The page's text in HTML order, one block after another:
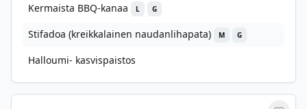
Kermaista BBQ-kanaa
L G
Stifadoa (kreikkalainen naudanlihapata) M G
Halloumi- kasvispaistos